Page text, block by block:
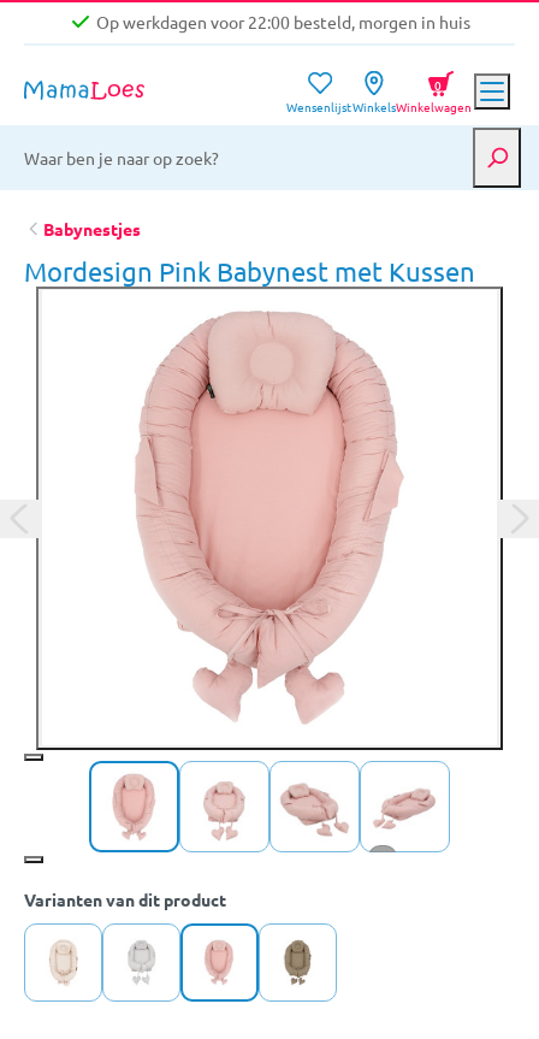
Op werkdagen voor 22:00 besteld, morgen in huis
Gratis verzending vanaf €39,-
Op werkdagen voor 22:00 besteld, morgen in huis
WensenlijstWinkelsWinkelwagen
0
Babynestjes
Mordesign Pink Babynest met Kussen
+1
Varianten van dit product